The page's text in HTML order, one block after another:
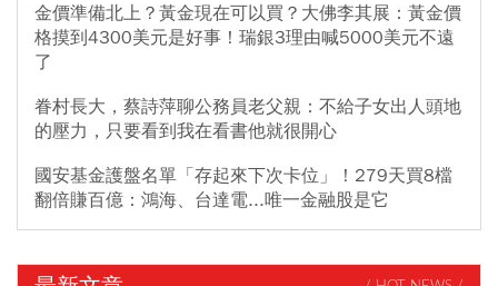
金價準備北上？黃金現在可以買？大佛李其展：黃金價
格摸到4300美元是好事！瑞銀3理由喊5000美元不遠
了
眷村長大，蔡詩萍聊公務員老父親：不給子女出人頭地
的壓力，只要看到我在看書他就很開心
國安基金護盤名單「存起來下次卡位」！279天買8檔
翻倍賺百億：鴻海、台達電...唯一金融股是它